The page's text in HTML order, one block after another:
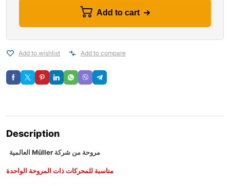
Add to cart
Add to wishlist Add to compare
Description
العالمية Müller مروحة من شركة
مناسبة للمحركات ذات المروحة الواحدة